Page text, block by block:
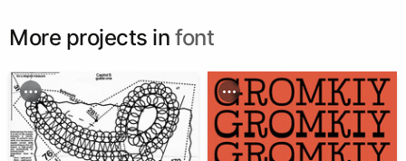
More projects in font